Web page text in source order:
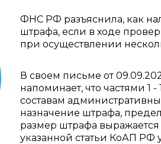
ФНС РФ разъяснила, как
штрафа, если в ходе
при осуществлении
В своем письме от
напоминает, что частями 1
составам
назначение штрафа,
размер штрафа выражается
указанной статьи КоАП РФ